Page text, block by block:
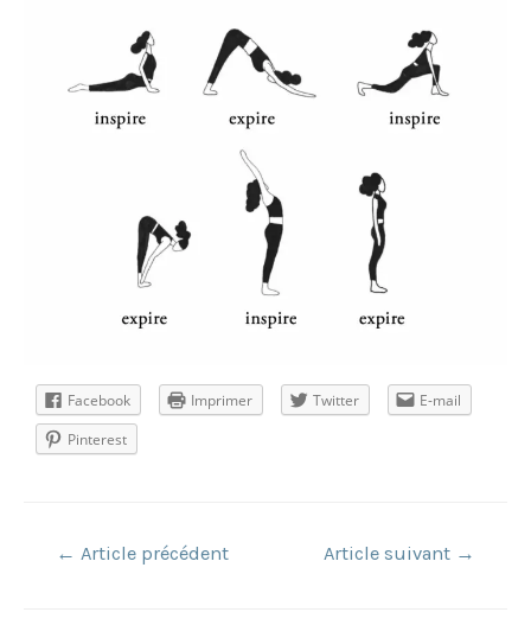
Facebook Imprimer Twitter
E-mail
Pinterest
Navigation
← Article précédent Article suivant →